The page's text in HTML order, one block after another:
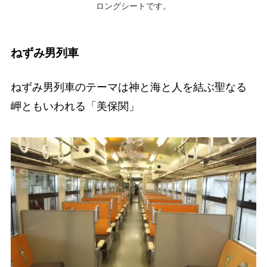
ロングシートです。
ねずみ男列車
ねずみ男列車のテーマは神と海と人を結ぶ聖なる
岬ともいわれる「美保関」